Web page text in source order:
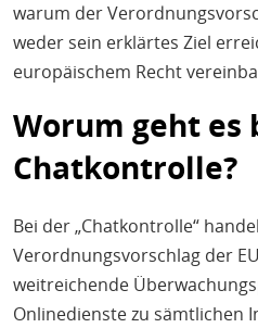
warum der
weder sein erklärtes Ziel
europäischem Recht
Worum geht es
Chatkontrolle?
Bei der „Chatkontrolle“
Verordnungsvorschlag der
weitreichende
Onlinedienste zu sämtlichen